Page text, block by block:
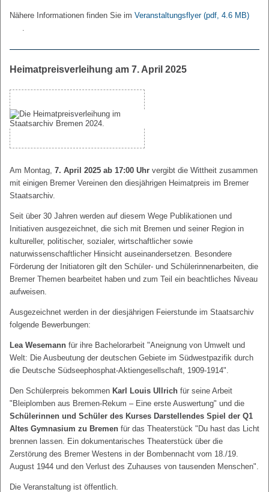
Nähere Informationen finden Sie im Veranstaltungsflyer (pdf, 4.6 MB)
.
Heimatpreisverleihung am 7. April 2025
Am Montag, 7. April 2025 ab 17:00 Uhr vergibt die Wittheit zusammen
mit einigen Bremer Vereinen den diesjährigen Heimatpreis im Bremer
Staatsarchiv.
Seit über 30 Jahren werden auf diesem Wege Publikationen und
Initiativen ausgezeichnet, die sich mit Bremen und seiner Region in
kultureller, politischer, sozialer, wirtschaftlicher sowie
naturwissenschaftlicher Hinsicht auseinandersetzen. Besondere
Förderung der Initiatoren gilt den Schüler- und Schülerinnenarbeiten, die
Bremer Themen bearbeitet haben und zum Teil ein beachtliches Niveau
aufweisen.
Ausgezeichnet werden in der diesjährigen Feierstunde im Staatsarchiv
folgende Bewerbungen:
Lea Wesemann für ihre Bachelorarbeit "Aneignung von Umwelt und
Welt: Die Ausbeutung der deutschen Gebiete im Südwestpazifik durch
die Deutsche Südseephosphat-Aktiengesellschaft, 1909-1914".
Den Schülerpreis bekommen Karl Louis Ullrich für seine Arbeit
"Bleiplomben aus Bremen-Rekum – Eine erste Auswertung" und die
Schülerinnen und Schüler des Kurses Darstellendes Spiel der Q1
Altes Gymnasium zu Bremen für das Theaterstück "Du hast das Licht
brennen lassen. Ein dokumentarisches Theaterstück über die
Zerstörung des Bremer Westens in der Bombennacht vom 18./19.
August 1944 und den Verlust des Zuhauses von tausenden Menschen".
Die Veranstaltung ist öffentlich.